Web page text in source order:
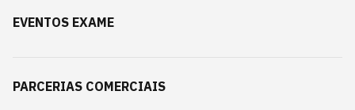
EVENTOS EXAME
PARCERIAS COMERCIAIS